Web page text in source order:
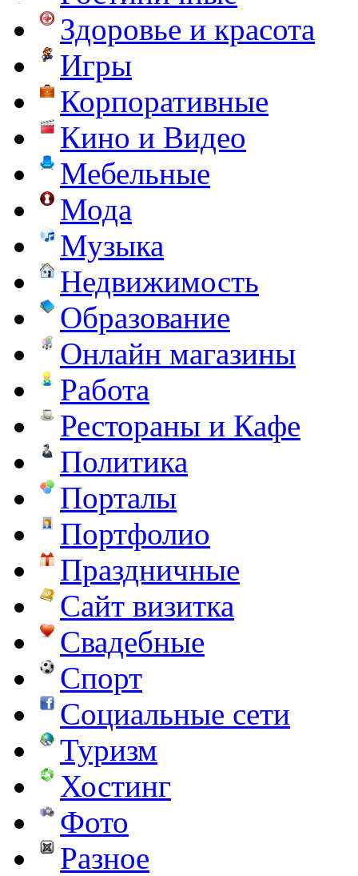
Здоровье и красота
Игры
Корпоративные
Кино и Видео
Мебельные
Мода
Музыка
Недвижимость
Образование
Онлайн магазины
Работа
Рестораны и Кафе
Политика
Порталы
Портфолио
Праздничные
Сайт визитка
Свадебные
Спорт
Социальные сети
Туризм
Хостинг
Фото
Разное